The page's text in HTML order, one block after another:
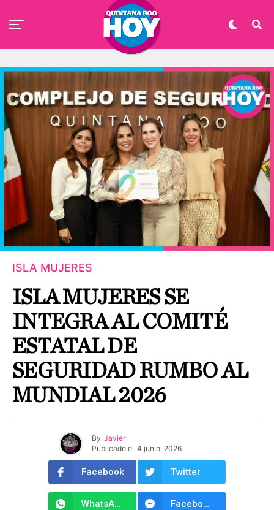
ISLA MUJERES
ISLA MUJERES SE
INTEGRA AL COMITÉ
ESTATAL DE
SEGURIDAD RUMBO AL
MUNDIAL 2026
By Javier
Publicado el 4 junio, 2026
Facebook Twitter
WhatsApp Facebook Messenger